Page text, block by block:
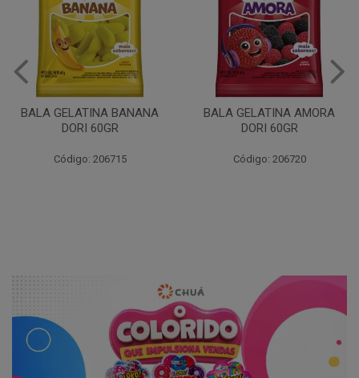
BALA GELATINA BANANA
DORI 60GR
Código: 206715
BALA GELATINA AMORA
DORI 60GR
Código: 206720